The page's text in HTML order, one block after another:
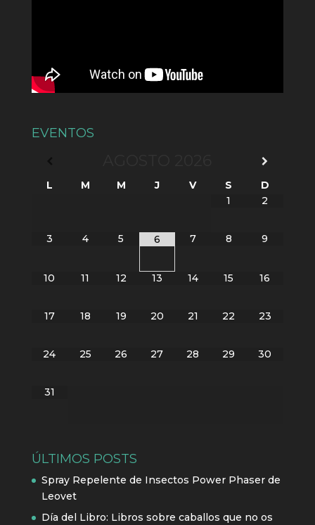
EVENTOS
L M M J V S
D
1
2
3 4 5 6 7 8 9
10 11 12 13 14 15 16
17 18 19 20 21 22 23
24 25 26 27 28 29 30
31
ÚLTIMOS POSTS
Spray Repelente de Insectos Power Phaser de
Leovet
Día del Libro: Libros sobre caballos que no os